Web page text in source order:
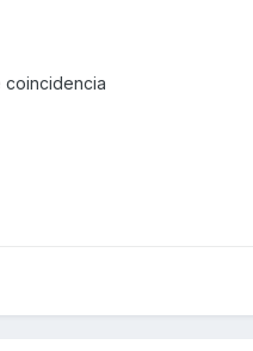
coincidencia